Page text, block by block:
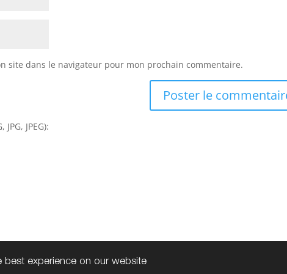
best experience on our website
site dans le navigateur pour mon prochain commentaire.
JPEG):
| Tous droits réservés